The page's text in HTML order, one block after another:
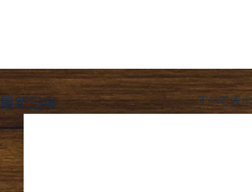
最新記事 すべて表示